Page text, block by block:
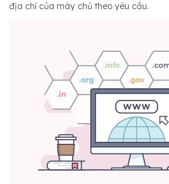
địa chỉ của máy chủ theo yêu cầu.